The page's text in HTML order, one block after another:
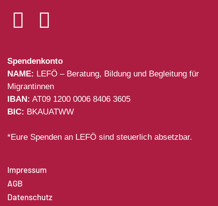
Spendenkonto
NAME: LEFÖ – Beratung, Bildung und Begleitung für
Migrantinnen
IBAN: AT09 1200 0006 8406 3605
BIC: BKAUATWW
*Eure Spenden an LEFÖ sind steuerlich absetzbar.
Impressum
AGB
Datenschutz